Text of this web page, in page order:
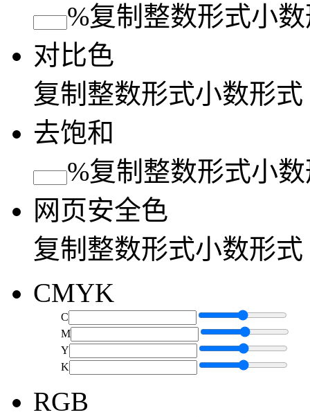
%复制 整数形式小
对比色
复制 整数形式小数形式
去饱和
%复制 整数形式小
网页安全色
复制 整数形式小数形式
CMYK
C
M
Y
K
RGB